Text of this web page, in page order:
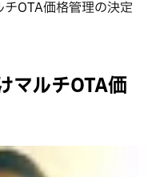
OTA価格管理の決定
マルチOTA価